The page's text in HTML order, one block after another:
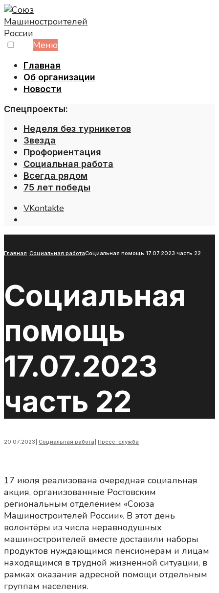
Skip
to
content
Меню
Главная
Об организации
Новости
Спецпроекты:
Неделя без турникетов
Звезда
Профориентация
Социальная работа
Всегда рядом
75 лет победы
VKontakte
Главная Социальная работаСоциальная помощь 17.07.2023 часть 22
Социальная
помощь
17.07.2023
часть 22
20.07.2023 Социальная работа Пресс-служба
17 июля реализована очередная социальная
акция, организованные Ростовским
региональным отделением «Союза
Машиностроителей России». В этот день
волонтёры из числа неравнодушных
машиностроителей вместе доставили наборы
продуктов нуждающимся пенсионерам и лицам
находящимся в трудной жизненной ситуации, в
рамках оказания адресной помощи отдельным
группам населения.